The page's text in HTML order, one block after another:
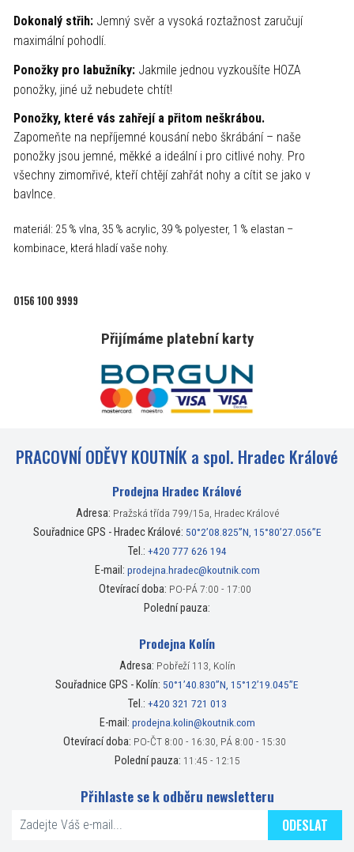
Dokonalý střih: Jemný svěr a vysoká roztažnost zaručují
maximální pohodlí.
Ponožky pro labužníky: Jakmile jednou vyzkoušíte HOZA
ponožky, jiné už nebudete chtít!
Ponožky, které vás zahřejí a přitom neškrábou.
Zapomeňte na nepříjemné kousání nebo škrábání – naše
ponožky jsou jemné, měkké a ideální i pro citlivé nohy. Pro
všechny zimomřivé, kteří chtějí zahřát nohy a cítit se jako v
bavlnce.
materiál: 25 % vlna, 35 % acrylic, 39 % polyester, 1 % elastan –
kombinace, která hladí vaše nohy.
0156 100 9999
Přijímáme platební karty
PRACOVNÍ ODĚVY KOUTNÍK a spol. Hradec Králové
Prodejna Hradec Králové
Adresa: Pražská třída 799/15a, Hradec Králové
Souřadnice GPS - Hradec Králové: 50°2’08.825”N, 15°80’27.056”E
Tel.: +420 777 626 194
E-mail: prodejna.hradec@koutnik.com
Otevírací doba: PO-PÁ 7:00 - 17:00
Polední pauza:
Prodejna Kolín
Adresa: Pobřeží 113, Kolín
Souřadnice GPS - Kolín: 50°1’40.830”N, 15°12’19.045”E
Tel.: +420 321 721 013
E-mail: prodejna.kolin@koutnik.com
Otevírací doba: PO-ČT 8:00 - 16:30, PÁ 8:00 - 15:30
Polední pauza: 11:45 - 12:15
Přihlaste se k odběru newsletteru
ODESLAT